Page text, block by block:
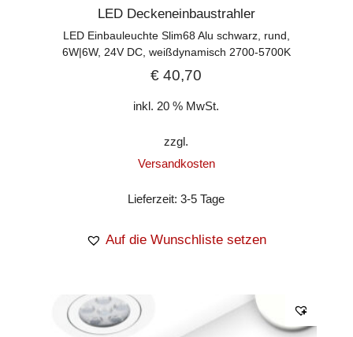
LED Deckeneinbaustrahler
LED Einbauleuchte Slim68 Alu schwarz, rund,
6W|6W, 24V DC, weißdynamisch 2700-5700K
€ 40,70
inkl. 20 % MwSt.
zzgl.
Versandkosten
Lieferzeit:3-5 Tage
Auf die Wunschliste setzen